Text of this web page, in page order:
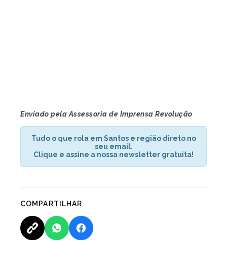
Enviado pela Assessoria de Imprensa Revolução
Tudo o que rola em Santos e região direto no
seu email.
Clique e assine a nossa newsletter gratuita!
COMPARTILHAR